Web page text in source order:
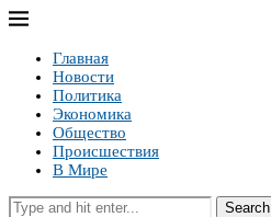
Главная
Новости
Политика
Экономика
Общество
Происшествия
В Мире
Search